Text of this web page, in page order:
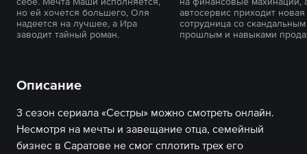
но ей хочется большего, Оля
надеется на лучшее, а Ира
заводит тайный роман.
автосервис приходит новая
сотрудница со скандальным
прошлым и навыками
Описание
3 сезон сериала «Сестры» можно смотреть онлайн.
Несмотря на мечты и завещание отца, семейный
бизнес в Саратове не смог сплотить трех его